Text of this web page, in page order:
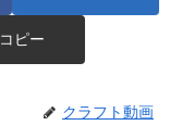
コピー
クラフト動画